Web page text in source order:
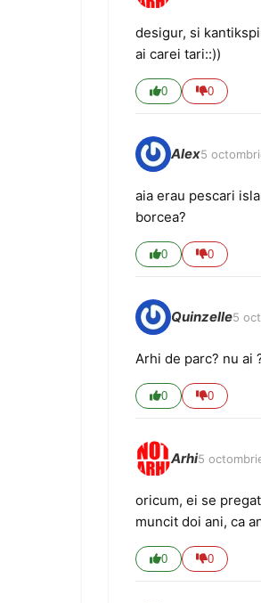
desigur, si
ai carei tari::))
0 0
Alex5
aia erau pescari
borcea?
0 0
Quinzelle5
Arhi de parc? nu ai
0 0
Arhi5
oricum, ei se
muncit doi ani, ca
0 0